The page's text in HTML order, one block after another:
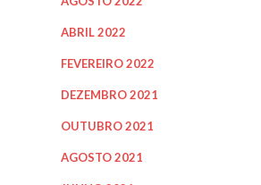
ABRIL 2022
FEVEREIRO 2022
DEZEMBRO 2021
OUTUBRO 2021
AGOSTO 2021